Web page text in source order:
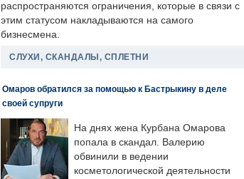
распространяются ограничения, которые в связи с
этим статусом накладываются на самого
бизнесмена.
СЛУХИ, СКАНДАЛЫ, СПЛЕТНИ
Омаров обратился за помощью к Бастрыкину в деле
своей супруги
На днях жена Курбана Омарова
попала в скандал. Валерию
обвинили в ведении
косметологической деятельности